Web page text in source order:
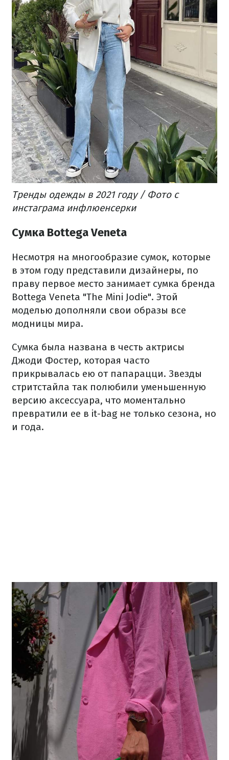
Тренды одежды в 2021 году / Фото с
инстаграма инфлюенсерки
Сумка Bottega Veneta
Несмотря на многообразие сумок, которые
в этом году представили дизайнеры, по
праву первое место занимает сумка бренда
Bottega Veneta "The Mini Jodie". Этой
моделью дополняли свои образы все
модницы мира.
Сумка была названа в честь актрисы
Джоди Фостер, которая часто
прикрывалась ею от папарацци. Звезды
стритстайла так полюбили уменьшенную
версию аксессуара, что моментально
превратили ее в it-bag не только сезона, но
и года.